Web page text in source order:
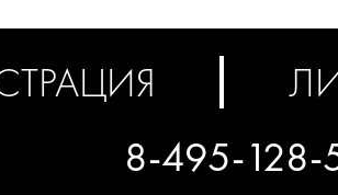
8-495-128-